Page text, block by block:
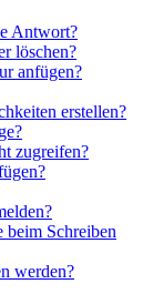
Antwort?
löschen?
anfügen?
erstellen?
zugreifen?
beim Schreiben
werden?